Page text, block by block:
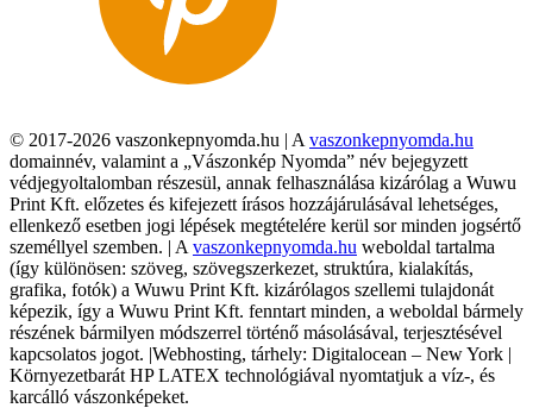
© 2017-2026 vaszonkepnyomda.hu | A vaszonkepnyomda.hu
domainnév, valamint a „Vászonkép Nyomda” név bejegyzett
védjegyoltalomban részesül, annak felhasználása kizárólag a Wuwu
Print Kft. előzetes és kifejezett írásos hozzájárulásával lehetséges,
ellenkező esetben jogi lépések megtételére kerül sor minden jogsértő
személlyel szemben. | A vaszonkepnyomda.hu weboldal tartalma
(így különösen: szöveg, szövegszerkezet, struktúra, kialakítás,
grafika, fotók) a Wuwu Print Kft. kizárólagos szellemi tulajdonát
képezik, így a Wuwu Print Kft. fenntart minden, a weboldal bármely
részének bármilyen módszerrel történő másolásával, terjesztésével
kapcsolatos jogot. |Webhosting, tárhely: Digitalocean – New York |
Környezetbarát HP LATEX technológiával nyomtatjuk a víz-, és
karcálló vászonképeket.